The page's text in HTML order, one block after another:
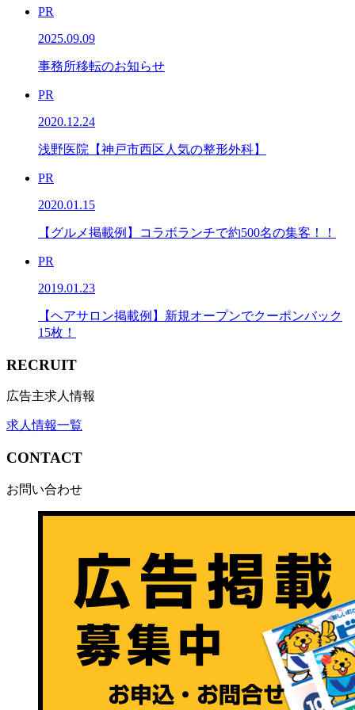
PR
2025.09.09
事務所移転のお知らせ
PR
2020.12.24
浅野医院【神戸市西区人気の整形外科】
PR
2020.01.15
【グルメ掲載例】コラボランチで約500名の集客！！
PR
2019.01.23
【ヘアサロン掲載例】新規オープンでクーポンバック
15枚！
RECRUIT
広告主求人情報
求人情報一覧
CONTACT
お問い合わせ